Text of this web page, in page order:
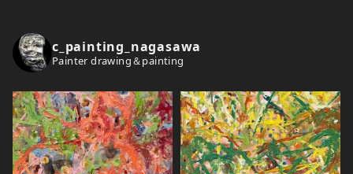
e
s
c_painting_nagasawa
Painter drawing＆painting